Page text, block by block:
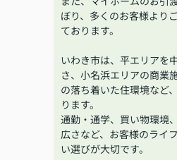
ぼり、多くのお客様より
ております。
いわき市は、平エリアを
さ、小名浜エリアの商業
の落ち着いた住環境など
ります。
通勤・通学、買い物環境
広さなど、お客様のライ
い選びが大切です。